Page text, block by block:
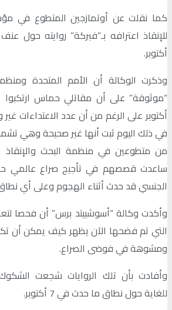
كما نقلت عن أوتمازجين المتطوع في
أكتوبر.
وذكرت الوكالة أن الأمم المتحدة
أكتوبر على الرغم من أن عدد الاعتداءات
في ذلك اليوم ثبت أنها غير صحيحة وهي
من متطوعين في منظمة البحث والإنقاذ
ساعدت قصصهم في تأجيج صراع عالمي
الجنسي قد حدث أثناء الهجوم وعلى أي
وأكدت وكالة “أسوشييتد برس” أن فحصا
التي تم فضحها الآن يظهر كيف يمكن أن
ومشوهة في فوضى الصراع.
وأفادت بأن تلك الروايات شجعت
للغاية حول نطاق ما حدث في 7 أكتوبر.